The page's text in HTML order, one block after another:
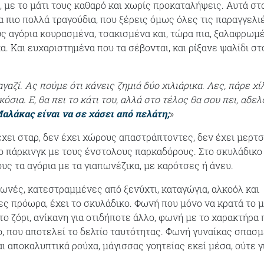
με το μάτι τους καθαρό και χωρίς προκαταλήψεις. Αυτά
πιο πολλά τραγούδια, που ξέρεις όμως όλες τις
αγόρια κουρασμένα, τσακισμένα και, τώρα πια,
Και ευχαριστημένα που τα σέβονται, και ρίξανε ψαλίδι
Ας πούμε ότι κάνεις ζημιά δύο χιλιάρικα. Λες, πάρε
Ε, θα πει το κάτι του, αλλά στο τέλος θα σου πει,
είναι να σε χάσει από πελάτη;»
σταρ, δεν έχει χώρους απαστράπτοντες, δεν έχει
πάρκινγκ με τους ένστολους παρκαδόρους. Στο σκυλάδικο
τα αγόρια με τα γιαπωνέζικα, με καρότσες ή άνευ.
κατεστραμμένες από ξενύχτι, καταγώγια, αλκοόλ και
πρόωρα, έχει το σκυλάδικο. Φωνή που μόνο να κρατά το
ζόρι, ανίκανη για οτιδήποτε άλλο, φωνή με το χαρακτήρα
που αποτελεί το δελτίο ταυτότητας. Φωνή γυναίκας
αποκαλυπτικά ρούχα, μάγισσας γοητείας εκεί μέσα, ούτε